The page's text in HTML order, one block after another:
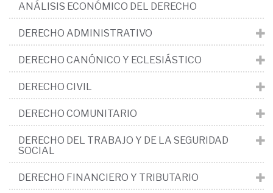
ANÁLISIS ECONÓMICO DEL DERECHO
DERECHO ADMINISTRATIVO
DERECHO CANÓNICO Y ECLESIÁSTICO
DERECHO CIVIL
DERECHO COMUNITARIO
DERECHO DEL TRABAJO Y DE LA SEGURIDAD
SOCIAL
DERECHO FINANCIERO Y TRIBUTARIO